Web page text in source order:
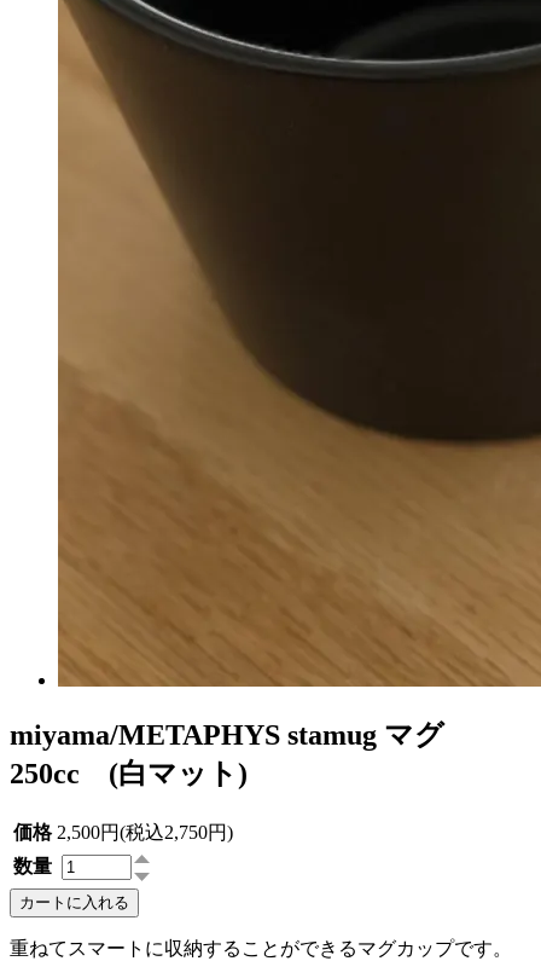
miyama/METAPHYS stamug マグ
250cc (白マット)
価格 2,500円(税込2,750円)
数量
カートに入れる
重ねてスマートに収納することができるマグカップです。